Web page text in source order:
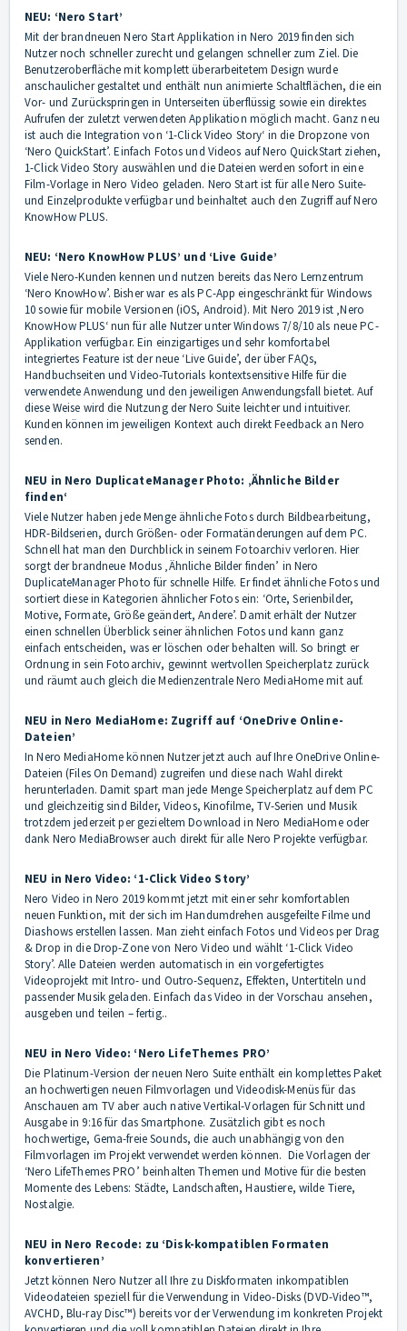
NEU: ‘Nero Start’
Mit der brandneuen Nero Start Applikation in Nero 2019 finden sich
Nutzer noch schneller zurecht und gelangen schneller zum Ziel. Die
Benutzeroberfläche mit komplett überarbeitetem Design wurde
anschaulicher gestaltet und enthält nun animierte Schaltflächen, die ein
Vor- und Zurückspringen in Unterseiten überflüssig sowie ein direktes
Aufrufen der zuletzt verwendeten Applikation möglich macht. Ganz neu
ist auch die Integration von ‘1-Click Video Story‘ in die Dropzone von
‘Nero QuickStart’. Einfach Fotos und Videos auf Nero QuickStart ziehen,
1-Click Video Story auswählen und die Dateien werden sofort in eine
Film-Vorlage in Nero Video geladen. Nero Start ist für alle Nero Suite-
und Einzelprodukte verfügbar und beinhaltet auch den Zugriff auf Nero
KnowHow PLUS.
NEU: ‘Nero KnowHow PLUS’ und ‘Live Guide’
Viele Nero-Kunden kennen und nutzen bereits das Nero Lernzentrum
‘Nero KnowHow’. Bisher war es als PC-App eingeschränkt für Windows
10 sowie für mobile Versionen (iOS, Android). Mit Nero 2019 ist ‚Nero
KnowHow PLUS‘ nun für alle Nutzer unter Windows 7/8/10 als neue PC-
Applikation verfügbar. Ein einzigartiges und sehr komfortabel
integriertes Feature ist der neue ‘Live Guide’, der über FAQs,
Handbuchseiten und Video-Tutorials kontextsensitive Hilfe für die
verwendete Anwendung und den jeweiligen Anwendungsfall bietet. Auf
diese Weise wird die Nutzung der Nero Suite leichter und intuitiver.
Kunden können im jeweiligen Kontext auch direkt Feedback an Nero
senden.
NEU in Nero DuplicateManager Photo: ‚Ähnliche Bilder
finden‘
Viele Nutzer haben jede Menge ähnliche Fotos durch Bildbearbeitung,
HDR-Bildserien, durch Größen- oder Formatänderungen auf dem PC.
Schnell hat man den Durchblick in seinem Fotoarchiv verloren. Hier
sorgt der brandneue Modus ‚Ähnliche Bilder finden’ in Nero
DuplicateManager Photo für schnelle Hilfe. Er findet ähnliche Fotos und
sortiert diese in Kategorien ähnlicher Fotos ein: ‘Orte, Serienbilder,
Motive, Formate, Größe geändert, Andere’. Damit erhält der Nutzer
einen schnellen Überblick seiner ähnlichen Fotos und kann ganz
einfach entscheiden, was er löschen oder behalten will. So bringt er
Ordnung in sein Fotoarchiv, gewinnt wertvollen Speicherplatz zurück
und räumt auch gleich die Medienzentrale Nero MediaHome mit auf.
NEU in Nero MediaHome: Zugriff auf ‘OneDrive Online-
Dateien’
In Nero MediaHome können Nutzer jetzt auch auf Ihre OneDrive Online-
Dateien (Files On Demand) zugreifen und diese nach Wahl direkt
herunterladen. Damit spart man jede Menge Speicherplatz auf dem PC
und gleichzeitig sind Bilder, Videos, Kinofilme, TV-Serien und Musik
trotzdem jederzeit per gezieltem Download in Nero MediaHome oder
dank Nero MediaBrowser auch direkt für alle Nero Projekte verfügbar.
NEU in Nero Video: ‘1-Click Video Story’
Nero Video in Nero 2019 kommt jetzt mit einer sehr komfortablen
neuen Funktion, mit der sich im Handumdrehen ausgefeilte Filme und
Diashows erstellen lassen. Man zieht einfach Fotos und Videos per Drag
& Drop in die Drop-Zone von Nero Video und wählt ‘1-Click Video
Story’. Alle Dateien werden automatisch in ein vorgefertigtes
Videoprojekt mit Intro- und Outro-Sequenz, Effekten, Untertiteln und
passender Musik geladen. Einfach das Video in der Vorschau ansehen,
ausgeben und teilen – fertig..
NEU in Nero Video: ‘Nero LifeThemes PRO’
Die Platinum-Version der neuen Nero Suite enthält ein komplettes Paket
an hochwertigen neuen Filmvorlagen und Videodisk-Menüs für das
Anschauen am TV aber auch native Vertikal-Vorlagen für Schnitt und
Ausgabe in 9:16 für das Smartphone. Zusätzlich gibt es noch
hochwertige, Gema-freie Sounds, die auch unabhängig von den
Filmvorlagen im Projekt verwendet werden können. Die Vorlagen der
‘Nero LifeThemes PRO’ beinhalten Themen und Motive für die besten
Momente des Lebens: Städte, Landschaften, Haustiere, wilde Tiere,
Nostalgie.
NEU in Nero Recode: zu ‘Disk-kompatiblen Formaten
konvertieren’
Jetzt können Nero Nutzer all Ihre zu Diskformaten inkompatiblen
Videodateien speziell für die Verwendung in Video-Disks (DVD-Video™,
AVCHD, Blu-ray Disc™) bereits vor der Verwendung im konkreten Projekt